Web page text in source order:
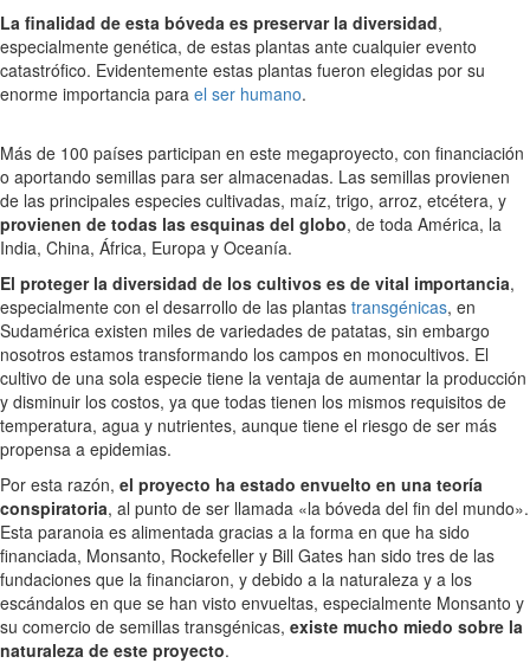
La finalidad de esta bóveda es preservar la diversidad,
especialmente genética, de estas plantas ante cualquier evento
catastrófico. Evidentemente estas plantas fueron elegidas por su
enorme importancia para el ser humano.
Más de 100 países participan en este megaproyecto, con financiación
o aportando semillas para ser almacenadas. Las semillas provienen
de las principales especies cultivadas, maíz, trigo, arroz, etcétera, y
provienen de todas las esquinas del globo, de toda América, la
India, China, África, Europa y Oceanía.
El proteger la diversidad de los cultivos es de vital importancia,
especialmente con el desarrollo de las plantas transgénicas, en
Sudamérica existen miles de variedades de patatas, sin embargo
nosotros estamos transformando los campos en monocultivos. El
cultivo de una sola especie tiene la ventaja de aumentar la producción
y disminuir los costos, ya que todas tienen los mismos requisitos de
temperatura, agua y nutrientes, aunque tiene el riesgo de ser más
propensa a epidemias.
Por esta razón, el proyecto ha estado envuelto en una teoría
conspiratoria, al punto de ser llamada «la bóveda del fin del mundo».
Esta paranoia es alimentada gracias a la forma en que ha sido
financiada, Monsanto, Rockefeller y Bill Gates han sido tres de las
fundaciones que la financiaron, y debido a la naturaleza y a los
escándalos en que se han visto envueltas, especialmente Monsanto y
su comercio de semillas transgénicas, existe mucho miedo sobre la
naturaleza de este proyecto.